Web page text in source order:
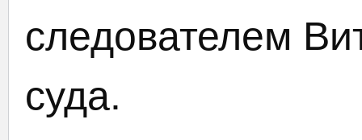
следователем
суда.